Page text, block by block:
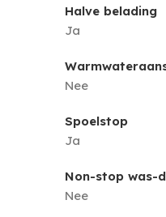
Halve belading
Ja
Nee
Spoelstop
Ja
Non-stop was-
Nee